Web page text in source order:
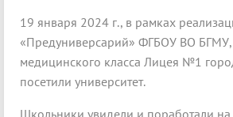
19 января 2024 г., в рамках
«Предуниверсарий» ФГБОУ ВО
медицинского класса Лицея №1
посетили университет.